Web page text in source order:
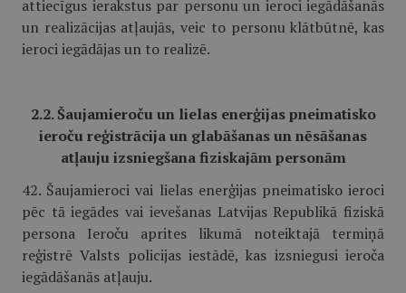
attiecīgus ierakstus par personu un ieroci iegādāšanās
un realizācijas atļaujās, veic to personu klātbūtnē, kas
ieroci iegādājas un to realizē.
2.2. Šaujamieroču un lielas enerģijas pneimatisko
ieroču reģistrācija un glabāšanas un nēsāšanas
atļauju izsniegšana fiziskajām personām
42. Šaujamieroci vai lielas enerģijas pneimatisko ieroci
pēc tā iegādes vai ievešanas Latvijas Republikā fiziskā
persona Ieroču aprites likumā noteiktajā termiņā
reģistrē Valsts policijas iestādē, kas izsniegusi ieroča
iegādāšanās atļauju.